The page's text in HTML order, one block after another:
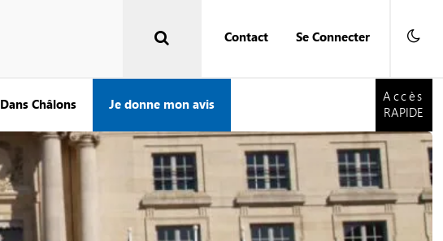
Contact Se Connecter
Accès
Dans Châlons Je donne mon avis
Accès
RAPIDE